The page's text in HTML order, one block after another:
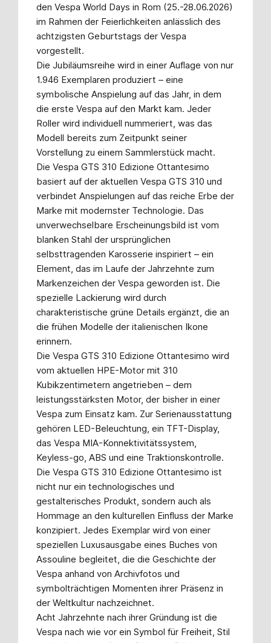
den Vespa World Days in Rom (25.-28.06.2026)
im Rahmen der Feierlichkeiten anlässlich des
achtzigsten Geburtstags der Vespa
vorgestellt.
Die Jubiläumsreihe wird in einer Auflage von nur
1.946 Exemplaren produziert – eine
symbolische Anspielung auf das Jahr, in dem
die erste Vespa auf den Markt kam. Jeder
Roller wird individuell nummeriert, was das
Modell bereits zum Zeitpunkt seiner
Vorstellung zu einem Sammlerstück macht.
Die Vespa GTS 310 Edizione Ottantesimo
basiert auf der aktuellen Vespa GTS 310 und
verbindet Anspielungen auf das reiche Erbe der
Marke mit modernster Technologie. Das
unverwechselbare Erscheinungsbild ist vom
blanken Stahl der ursprünglichen
selbsttragenden Karosserie inspiriert – ein
Element, das im Laufe der Jahrzehnte zum
Markenzeichen der Vespa geworden ist. Die
spezielle Lackierung wird durch
charakteristische grüne Details ergänzt, die an
die frühen Modelle der italienischen Ikone
erinnern.
Die Vespa GTS 310 Edizione Ottantesimo wird
vom aktuellen HPE-Motor mit 310
Kubikzentimetern angetrieben – dem
leistungsstärksten Motor, der bisher in einer
Vespa zum Einsatz kam. Zur Serienausstattung
gehören LED-Beleuchtung, ein TFT-Display,
das Vespa MIA-Konnektivitätssystem,
Keyless-go, ABS und eine Traktionskontrolle.
Die Vespa GTS 310 Edizione Ottantesimo ist
nicht nur ein technologisches und
gestalterisches Produkt, sondern auch als
Hommage an den kulturellen Einfluss der Marke
konzipiert. Jedes Exemplar wird von einer
speziellen Luxusausgabe eines Buches von
Assouline begleitet, die die Geschichte der
Vespa anhand von Archivfotos und
symbolträchtigen Momenten ihrer Präsenz in
der Weltkultur nachzeichnet.
Acht Jahrzehnte nach ihrer Gründung ist die
Vespa nach wie vor ein Symbol für Freiheit, Stil